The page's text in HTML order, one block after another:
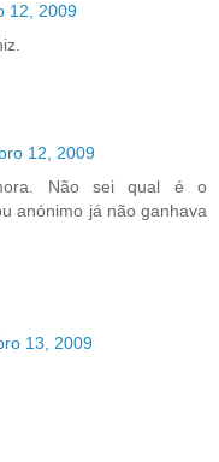
12, 2009
12, 2009
Não sei qual é o
anónimo já não ganhava
13, 2009